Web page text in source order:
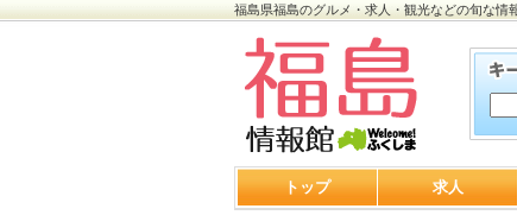
福島県福島のグルメ・求人・観光などの旬な情
トップ 求人